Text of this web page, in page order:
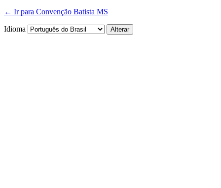
← Ir para Convenção Batista MS
Idioma